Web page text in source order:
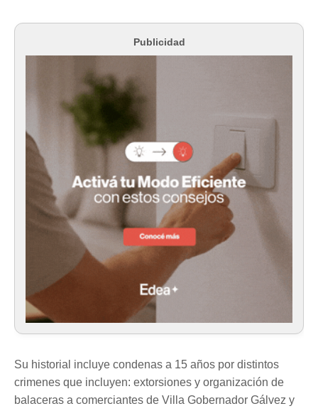
Publicidad
Su historial incluye condenas a 15 años por distintos
crimenes que incluyen: extorsiones y organización de
balaceras a comerciantes de Villa Gobernador Gálvez y